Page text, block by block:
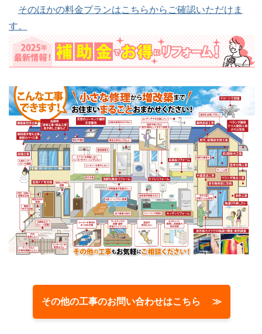
そのほかの料金プランはこちらからご確認いただけま
す。
その他の工事のお問い合わせはこちら ≫